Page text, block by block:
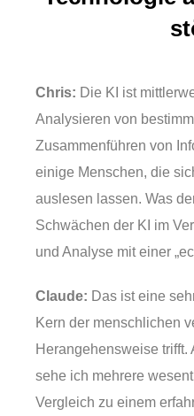
Chris: Die KI ist
Analysieren von
Zusammenführen von
einige Menschen, die
auslesen lassen. Was
Schwächen der KI im
und Analyse mit einer
Claude: Das ist eine
Kern der menschlichen
Herangehensweise trifft.
sehe ich mehrere
Vergleich zu einem